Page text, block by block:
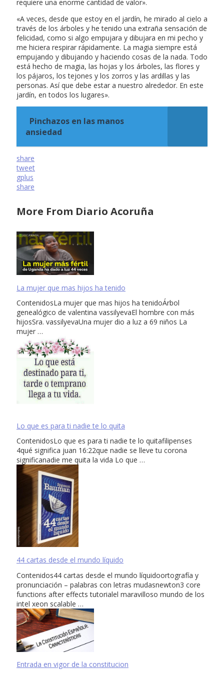
requiere una enorme cantidad de valor».
«A veces, desde que estoy en el jardín, he mirado al cielo a
través de los árboles y he tenido una extraña sensación de
felicidad, como si algo empujara y dibujara en mi pecho y
me hiciera respirar rápidamente. La magia siempre está
empujando y dibujando y haciendo cosas de la nada. Todo
está hecho de magia, las hojas y los árboles, las flores y
los pájaros, los tejones y los zorros y las ardillas y las
personas. Así que debe estar a nuestro alrededor. En este
jardín, en todos los lugares».
Pinchazos en las manos
ansiedad
share
tweet
gplus
share
More From Diario Acoruña
La mujer que mas hijos ha tenido
ContenidosLa mujer que mas hijos ha tenidoÁrbol
genealógico de valentina vassilyevaEl hombre con más
hijosSra. vassilyevaUna mujer dio a luz a 69 niños La
mujer …
Lo que es para ti nadie te lo quita
ContenidosLo que es para ti nadie te lo quitafilipenses
4qué significa juan 16:22que nadie se lleve tu corona
significanadie me quita la vida Lo que …
44 cartas desde el mundo líquido
Contenidos44 cartas desde el mundo líquidoortografía y
pronunciación – palabras con letras mudasnewton3 core
functions after effects tutorialel maravilloso mundo de los
intel xeon scalable …
Entrada en vigor de la constitucion